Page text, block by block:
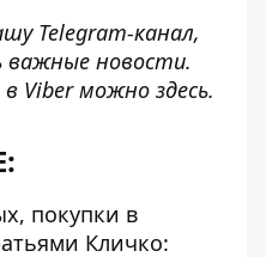
Telegram-канал,
новости.
в Viber можно здесь.
покупки в
Кличко: